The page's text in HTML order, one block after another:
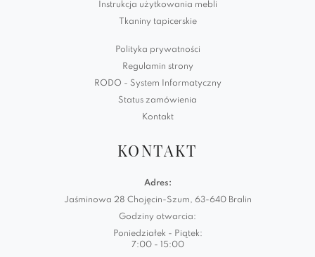
Instrukcja użytkowania mebli
Tkaniny tapicerskie
Polityka prywatności
Regulamin strony
RODO - System Informatyczny
Status zamówienia
Kontakt
KONTAKT
Adres:
Jaśminowa 28 Chojęcin-Szum, 63-640 Bralin
Godziny otwarcia:
Poniedziałek - Piątek:
7:00 - 15:00